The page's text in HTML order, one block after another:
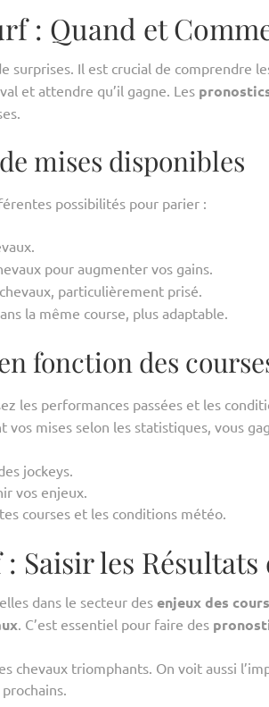
: Quand et
surprises. Il est crucial de comprendre
et attendre qu’il gagne. Les
mises disponibles
possibilités pour parier :
pour augmenter vos gains.
particulièrement prisé.
la même course, plus adaptable.
fonction des
les performances passées et les
vos mises selon les statistiques, vous
jockeys.
vos enjeux.
courses et les conditions météo.
Saisir les Résultats
dans le secteur des enjeux des
. C’est essentiel pour faire des
chevaux triomphants. On voit aussi